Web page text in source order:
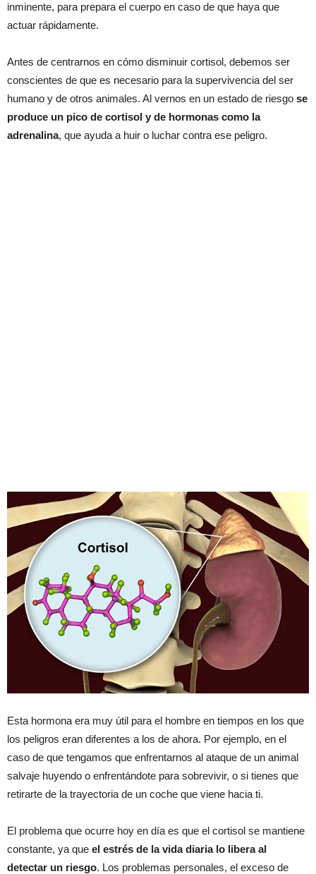
inminente, para prepara el cuerpo en caso de que haya que
actuar rápidamente.
Antes de centrarnos en cómo disminuir cortisol, debemos ser
conscientes de que es necesario para la supervivencia del ser
humano y de otros animales. Al vernos en un estado de riesgo se
produce un pico de cortisol y de hormonas como la
adrenalina, que ayuda a huir o luchar contra ese peligro.
Esta hormona era muy útil para el hombre en tiempos en los que
los peligros eran diferentes a los de ahora. Por ejemplo, en el
caso de que tengamos que enfrentarnos al ataque de un animal
salvaje huyendo o enfrentándote para sobrevivir, o si tienes que
retirarte de la trayectoria de un coche que viene hacia ti.
El problema que ocurre hoy en día es que el cortisol se mantiene
constante, ya que el estrés de la vida diaria lo libera al
detectar un riesgo. Los problemas personales, el exceso de